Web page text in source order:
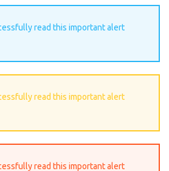
read this important alert
read this important alert
read this important alert